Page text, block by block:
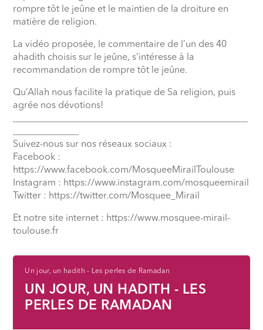
rompre tôt le jeûne et le maintien de la droiture en
matière de religion.
La vidéo proposée, le commentaire de l’un des 40
ahadith choisis sur le jeûne, s’intéresse à la
recommandation de rompre tôt le jeûne.
Qu’Allah nous facilite la pratique de Sa religion, puis
agrée nos dévotions!
Suivez-nous sur nos réseaux sociaux :
Facebook :
https://www.facebook.com/MosqueeMirailToulouse
Instagram : https://www.instagram.com/mosqueemirail
Twitter : https://twitter.com/Mosquee_Mirail
Et notre site internet : https://www.mosquee-mirail-
toulouse.fr
Un jour, un hadith - Les perles de Ramadan
UN JOUR, UN HADITH - LES
PERLES DE RAMADAN